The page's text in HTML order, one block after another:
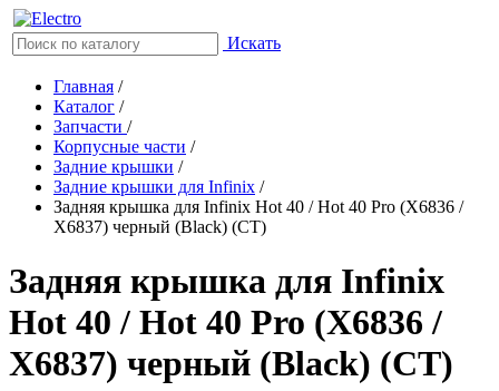
Искать
Главная /
Каталог /
Запчасти /
Корпусные части /
Задние крышки /
Задние крышки для Infinix /
Задняя крышка для Infinix Hot 40 / Hot 40 Pro (X6836 /
X6837) черный (Black) (СТ)
Задняя крышка для Infinix
Hot 40 / Hot 40 Pro (X6836 /
X6837) черный (Black) (СТ)